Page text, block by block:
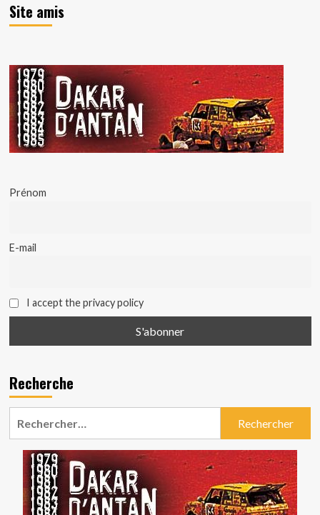
Site amis
Prénom
E-mail
I accept the privacy policy
Recherche